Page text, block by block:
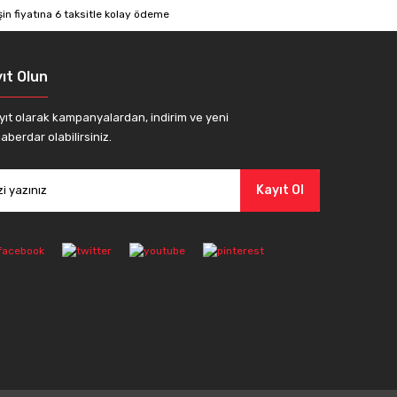
Olun
olarak kampanyalardan, indirim ve yeni
olabilirsiniz.
Kayıt Ol